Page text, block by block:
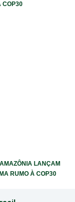
COP30
LANÇAM
RUMO À COP30